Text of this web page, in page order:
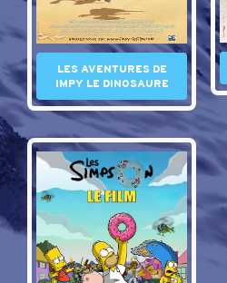
LES AVENTURES DE
IMPY LE DINOSAURE